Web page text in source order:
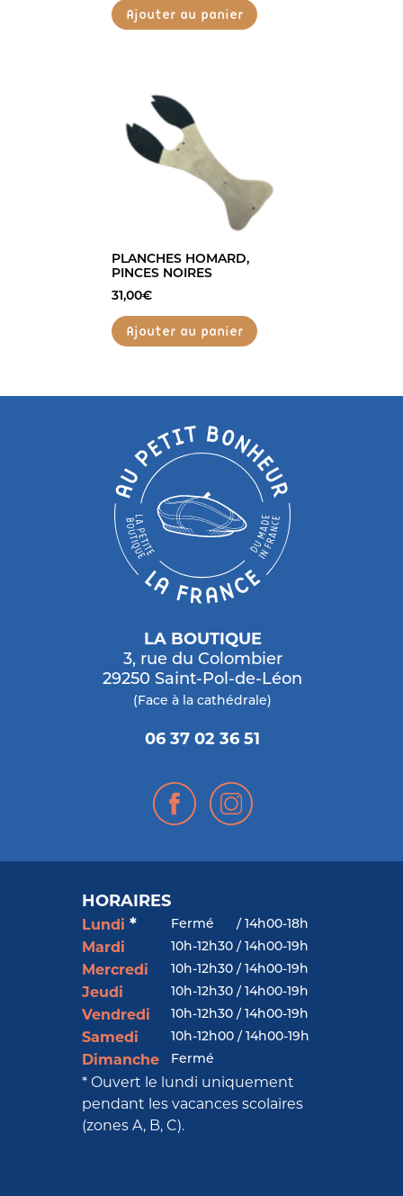
Ajouter au panier
PLANCHES HOMARD,
PINCES NOIRES
31,00€
Ajouter au panier
LA BOUTIQUE
3, rue du Colombier
29250 Saint-Pol-de-Léon
(Face à la cathédrale)
06 37 02 36 51
HORAIRES
Lundi *
Mardi
Mercredi
Jeudi
Vendredi
Samedi
Dimanche
Fermé / 14h00-18h
10h-12h30 / 14h00-19h
10h-12h30 / 14h00-19h
10h-12h30 / 14h00-19h
10h-12h30 / 14h00-19h
10h-12h00 / 14h00-19h
Fermé
* Ouvert le lundi uniquement
pendant les vacances scolaires
(zones A, B, C).